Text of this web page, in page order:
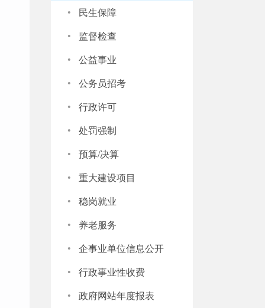
· 民生保障
· 监督检查
· 公益事业
· 公务员招考
· 行政许可
· 处罚强制
· 预算/决算
· 重大建设项目
· 稳岗就业
· 养老服务
· 企事业单位信息公开
· 行政事业性收费
· 政府网站年度报表